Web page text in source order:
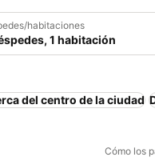
habitaciones
1 habitación
del centro de la ciudad
Cómo los